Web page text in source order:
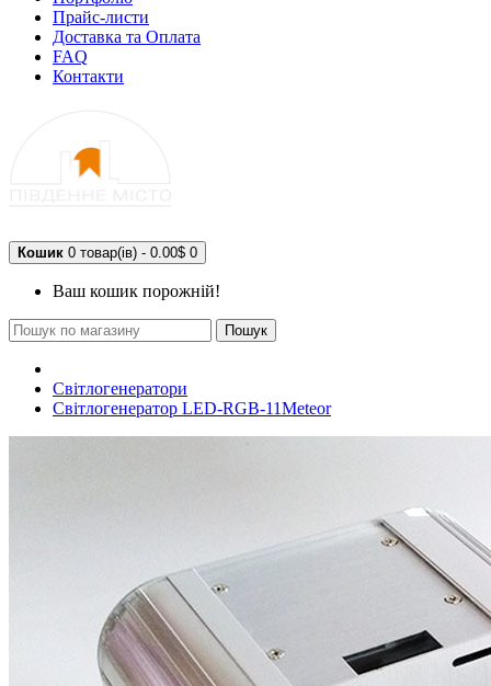
Прайс-листи
Доставка та Оплата
FAQ
Контакти
Кошик 0 товар(ів) - 0.00$ 0
Ваш кошик порожній!
Пошук
Світлогенератори
Світлогенератор LED-RGB-11Meteor